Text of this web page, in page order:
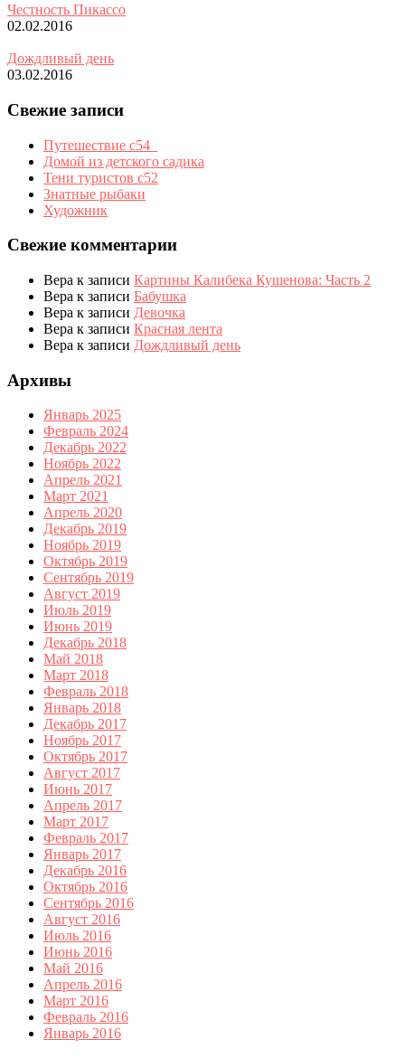
Честность Пикассо
02.02.2016
Дождливый день
03.02.2016
Свежие записи
Путешествие с54_
Домой из детского садика
Тени туристов с52
Знатные рыбаки
Художник
Свежие комментарии
Вера к записи Картины Калибека Кушенова: Часть 2
Вера к записи Бабушка
Вера к записи Девочка
Вера к записи Красная лента
Вера к записи Дождливый день
Архивы
Январь 2025
Февраль 2024
Декабрь 2022
Ноябрь 2022
Апрель 2021
Март 2021
Апрель 2020
Декабрь 2019
Ноябрь 2019
Октябрь 2019
Сентябрь 2019
Август 2019
Июль 2019
Июнь 2019
Декабрь 2018
Май 2018
Март 2018
Февраль 2018
Январь 2018
Декабрь 2017
Ноябрь 2017
Октябрь 2017
Август 2017
Июнь 2017
Апрель 2017
Март 2017
Февраль 2017
Январь 2017
Декабрь 2016
Октябрь 2016
Сентябрь 2016
Август 2016
Июль 2016
Июнь 2016
Май 2016
Апрель 2016
Март 2016
Февраль 2016
Январь 2016